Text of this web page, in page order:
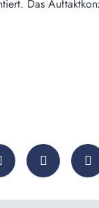
Das